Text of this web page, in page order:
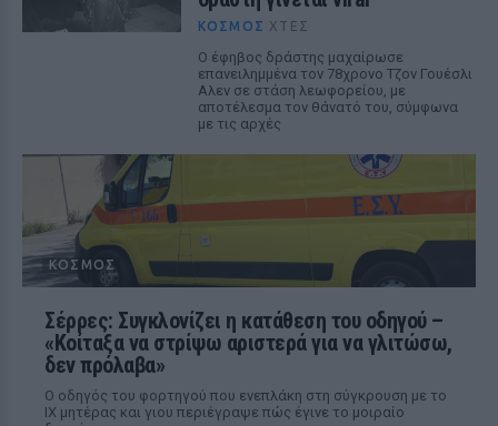
ΚΌΣΜΟΣ ΧΤΕΣ
Ο έφηβος δράστης μαχαίρωσε
επανειλημμένα τον 78χρονο Τζον Γουέσλι
Αλεν σε στάση λεωφορείου, με
αποτέλεσμα τον θάνατό του, σύμφωνα
με τις αρχές
ΚΌΣΜΟΣ
Σέρρες: Συγκλονίζει η κατάθεση του οδηγού –
«Κοίταξα να στρίψω αριστερά για να γλιτώσω,
δεν πρόλαβα»
Ο οδηγός του φορτηγού που ενεπλάκη στη σύγκρουση με το
ΙΧ μητέρας και γιου περιέγραψε πώς έγινε το μοιραίο